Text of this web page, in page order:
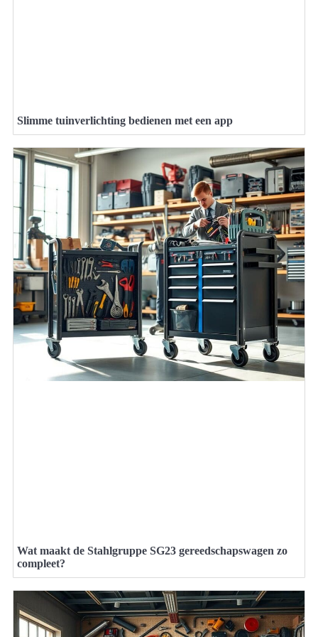
Slimme tuinverlichting bedienen met een app
Wat maakt de Stahlgruppe SG23 gereedschapswagen zo
compleet?